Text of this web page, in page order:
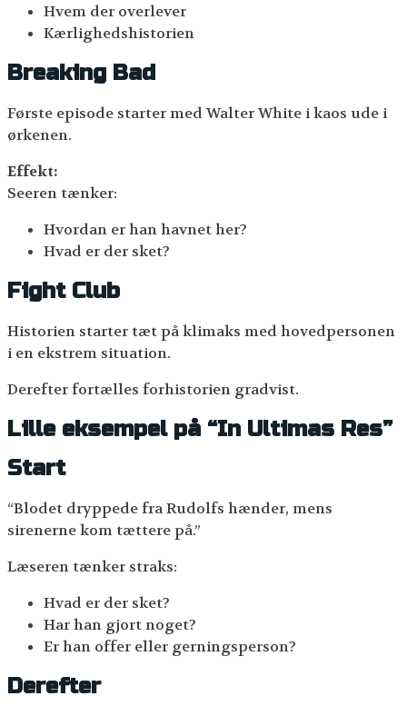
Hvem der overlever
Kærlighedshistorien
Breaking Bad
Første episode starter med Walter White i kaos ude i
ørkenen.
Effekt:
Seeren tænker:
Hvordan er han havnet her?
Hvad er der sket?
Fight Club
Historien starter tæt på klimaks med hovedpersonen
i en ekstrem situation.
Derefter fortælles forhistorien gradvist.
Lille eksempel på “In Ultimas Res”
Start
“Blodet dryppede fra Rudolfs hænder, mens
sirenerne kom tættere på.”
Læseren tænker straks:
Hvad er der sket?
Har han gjort noget?
Er han offer eller gerningsperson?
Derefter